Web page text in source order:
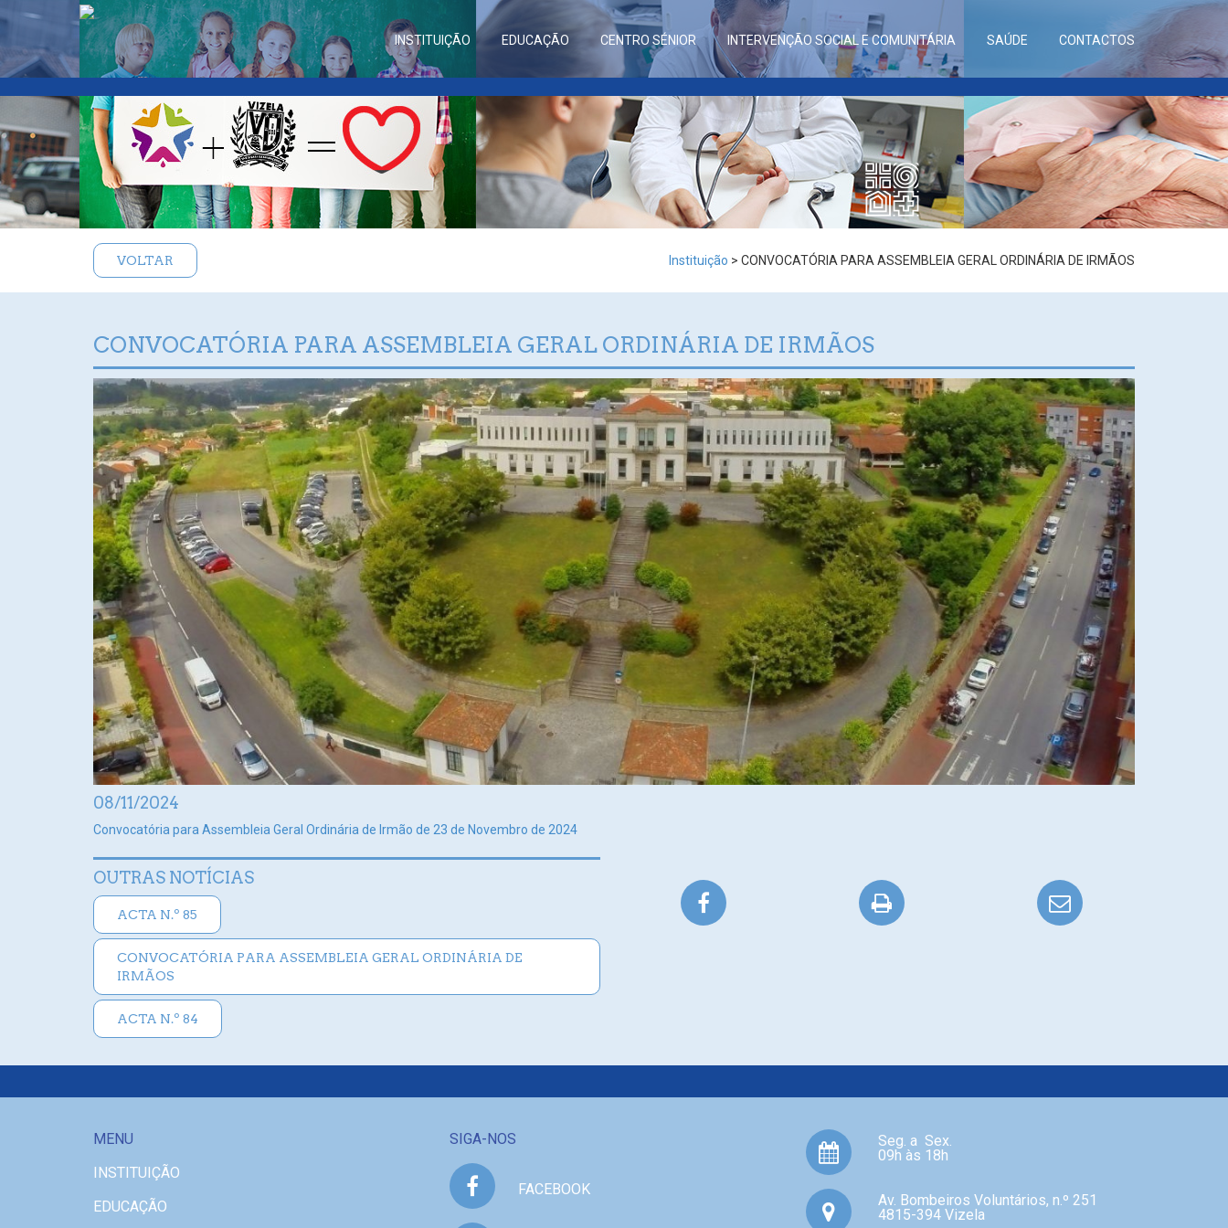
INSTITUIÇÃO EDUCAÇÃO CENTRO SÉNIOR INTERVENÇÃO SOCIAL E COMUNITÁRIA SAÚDE CONTACTOS
VOLTAR Instituição > CONVOCATÓRIA PARA ASSEMBLEIA GERAL ORDINÁRIA DE IRMÃOS
CONVOCATÓRIA PARA ASSEMBLEIA GERAL ORDINÁRIA DE IRMÃOS
08/11/2024
Convocatória para Assembleia Geral Ordinária de Irmão de 23 de Novembro de 2024
OUTRAS NOTÍCIAS
ACTA N.º 85
CONVOCATÓRIA PARA ASSEMBLEIA GERAL ORDINÁRIA DE
IRMÃOS
ACTA N.º 84
MENU
INSTITUIÇÃO
EDUCAÇÃO
SIGA-NOS
FACEBOOK
Seg. a Sex.
09h às 18h
Av. Bombeiros Voluntários, n.º 251
4815-394 Vizela